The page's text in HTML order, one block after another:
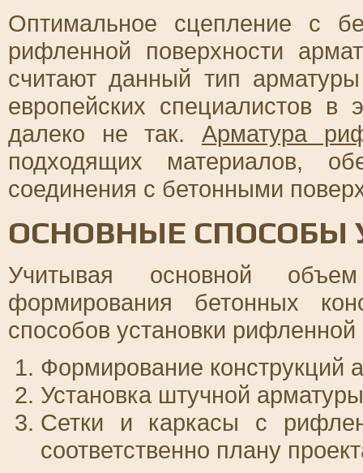
Оптимальное сцепление с
рифленной поверхности
считают данный тип
европейских специалистов в
далеко не так. Арматура
подходящих материалов,
соединения с бетонными
ОСНОВНЫЕ СПОСОБЫ
Учитывая основной
формирования бетонных
способов установки
Формирование конструкций
Установка штучной
Сетки и каркасы с
соответственно плану